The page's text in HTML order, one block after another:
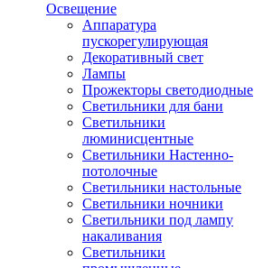
Освещение
Аппаратура
пускорегулирующая
Декоративный свет
Лампы
Прожекторы светодиодные
Светильники для бани
Светильники
люминисцентные
Светильники Настенно-
потолочные
Светильники настольные
Светильники ночники
Светильники под лампу
накаливания
Светильники